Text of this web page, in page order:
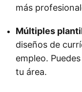
más
Múltiples
diseños de
empleo.
tu área.